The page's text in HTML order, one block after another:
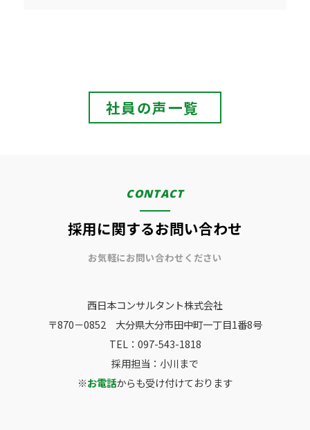
社員の声一覧
CONTACT
採用に関するお問い合わせ
お気軽にお問い合わせください
西日本コンサルタント株式会社
〒870－0852 大分県大分市田中町一丁目1番8号
TEL：097-543-1818
採用担当：小川まで
※お電話からも受け付けております